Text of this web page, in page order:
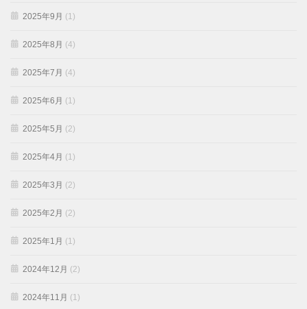
2025年9月 (1)
2025年8月 (4)
2025年7月 (4)
2025年6月 (1)
2025年5月 (2)
2025年4月 (1)
2025年3月 (2)
2025年2月 (2)
2025年1月 (1)
2024年12月 (2)
2024年11月 (1)